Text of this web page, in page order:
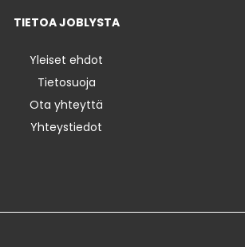
TIETOA JOBLYSTA
Yleiset ehdot
Tietosuoja
Ota yhteyttä
Yhteystiedot